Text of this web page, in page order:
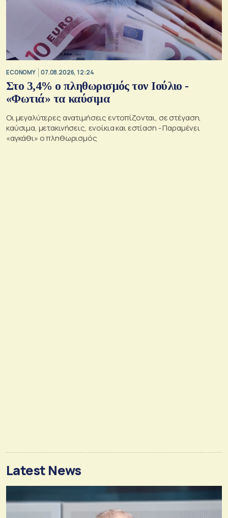
ECONOMY 07.08.2026, 12:24
Στο 3,4% ο πληθωρισμός τον Ιούλιο -
«Φωτιά» τα καύσιμα
Οι μεγαλύτερες ανατιμήσεις εντοπίζονται, σε στέγαση,
καύσιμα, μετακινήσεις, ενοίκια και εστίαση - Παραμένει
«αγκάθι» ο πληθωρισμός
Latest News